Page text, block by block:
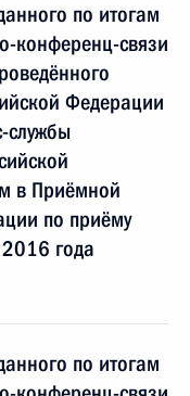
по итогам
конференц-связи
Федерации
службы
в Приёмной
по приёму
года
по итогам